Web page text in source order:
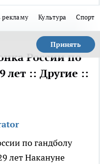
рекламу Культура Спорт
Принять
России по
лет :: Другие ::
по гандболу
летНакануне